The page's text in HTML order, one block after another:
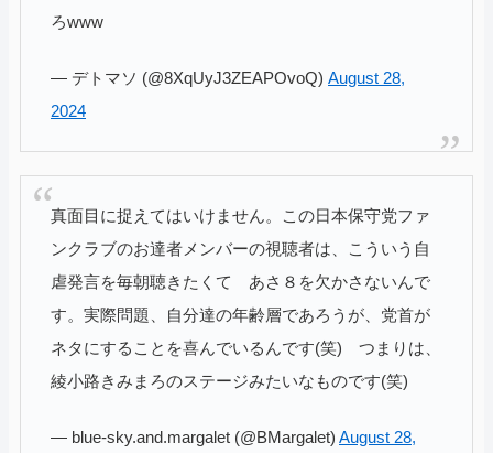
ろwww
— デトマソ (@8XqUyJ3ZEAPOvoQ) August 28,
2024
真面目に捉えてはいけません。この日本保守党ファ
ンクラブのお達者メンバーの視聴者は、こういう自
虐発言を毎朝聴きたくて あさ８を欠かさないんで
す。実際問題、自分達の年齢層であろうが、党首が
ネタにすることを喜んでいるんです(笑) つまりは、
綾小路きみまろのステージみたいなものです(笑)
— blue-sky.and.margalet (@BMargalet) August 28,